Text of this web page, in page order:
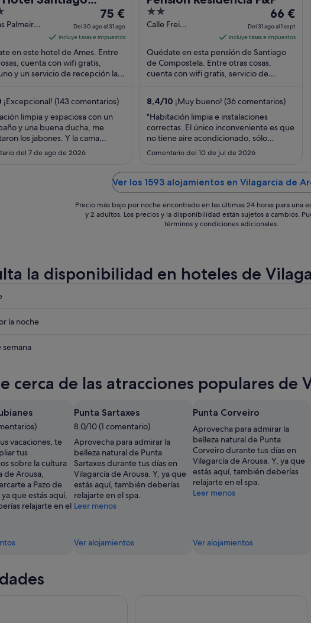
Palmeiras
El
precio
es
de
75 €
por
del
ago
al
75 €
Del 30 ago al 31 ago
incluye tasas e impuestos
en este hotel de Ames. Entre
cuenta con wifi gratis,
y un servicio de recepción las
¡Excepcional! (143 comentarios)
limpia y espaciosa con un
y una buena ducha, me
los jabones. Y la cama
El desayuno correcto, no
variado, pero por el precio está
Tenía sitio para aparcar gratis
del 7 de ago de 2026
2
out
5
Calle Frei
Compostela
El
precio
es
de
66 €
por
del
ago
al
66 €
Del 31 ago al 1 sept
incluye tasas e impuestos
Quédate en esta pensión de Santiago
de Compostela. Entre otras cosas,
cuenta con wifi gratis, servicio de
8,4/10 ¡Muy bueno! (36 comentarios)
"Habitación limpia e instalaciones
correctas. El único inconveniente es que
no tiene aire acondicionado, sólo
ventilador. Por la noche refresca
bastante incluso en verano, por lo que
para dormir no lo echamos de menos.
Nos tuvimos que poner antimosquitos
porque había alguno que otro. Durante
el día ..."
Comentario del 10 de jul de 2026
Ver los 1593 alojamientos en Vilagarcía de
Precio más bajo por noche encontrado en las últimas 24 horas para una
y 2 adultos. Los precios y la disponibilidad están sujetos a cambios.
términos y condiciones adicionales.
la disponibilidad en hoteles de
la noche
semana
cerca de las atracciones populares de
vacaciones, te
tus
sobre la cultura
de Arousa,
a Pazo de
ya que estás aquí,
relajarte en el
Punta Sartaxes
8.0/10 (1 comentario)
Aprovecha para admirar la
belleza natural de Punta
Sartaxes durante tus días en
Vilagarcía de Arousa. Y, ya que
estás aquí, también deberías
relajarte en el spa.
Leer menos
Ver alojamientos
Punta Corveiro
Aprovecha para admirar la
belleza natural de Punta
Corveiro durante tus días en
Vilagarcía de Arousa. Y, ya que
estás aquí, también deberías
relajarte en el spa.
Leer menos
Ver alojamientos